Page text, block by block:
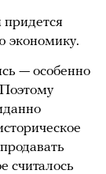
экономику.
— особенно
считалось